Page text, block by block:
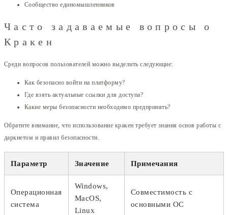
Сообщество единомышленников
Часто задаваемые вопросы о
Кракен
Среди вопросов пользователей можно выделить следующие:
Как безопасно войти на платформу?
Где взять актуальные ссылки для доступа?
Какие меры безопасности необходимо предпринять?
Обратите внимание, что использование кракен требует знания основ работы с
даркнетом и правил безопасности.
Параметр Значение Примечания
Операционная
система
Windows,
MacOS,
Linux
Совместимость с
основными ОС